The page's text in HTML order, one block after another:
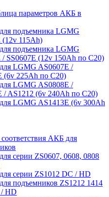
параметров АКБ в
подъемника LGMG
(12v 115Ah)
подъемника LGMG
/ SS0607E (12v 150Ah по С20)
LGMG AS0607E /
(6v 225Ah по С20)
LGMG AS0808E /
/ AS1212 (6v 240Ah по С20)
LGMG AS1413E (6v 300Ah
АКБ для
серии ZS0607, 0608, 0808
серии ZS1012 DC / HD
подъемников ZS1212 1414
HD